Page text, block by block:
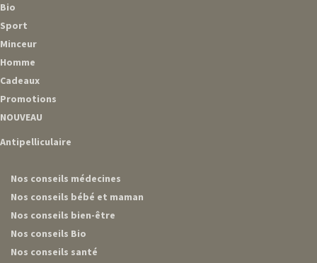
Bio
Sport
Minceur
Homme
Cadeaux
Promotions
NOUVEAU
Antipelliculaire
Nos conseils médecines
Nos conseils bébé et maman
Nos conseils bien-être
Nos conseils Bio
Nos conseils santé